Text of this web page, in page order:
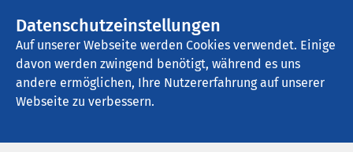
Datenschutzeinstellungen
Auf unserer Webseite werden Cookies verwendet. Einige
davon werden zwingend benötigt, während es uns
andere ermöglichen, Ihre Nutzererfahrung auf unserer
Webseite zu verbessern.
AMEOS Klinikum Oldenburg -
Psychiatrische Tagesklinik